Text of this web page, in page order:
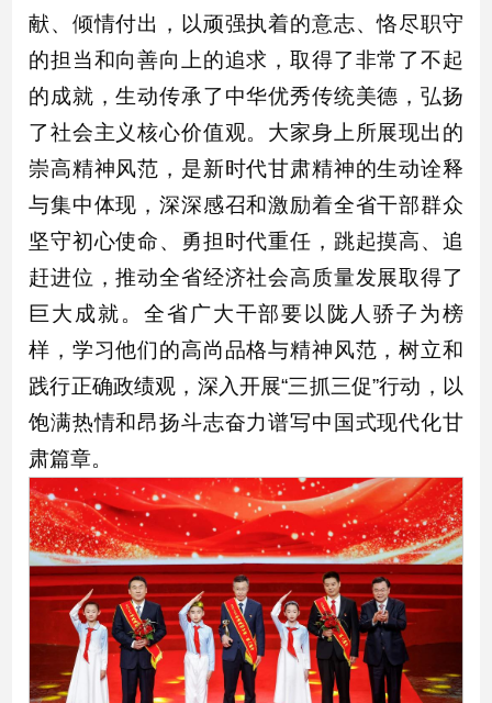
献、倾情付出，以顽强执着的意志、恪尽职守
的担当和向善向上的追求，取得了非常了不起
的成就，生动传承了中华优秀传统美德，弘扬
了社会主义核心价值观。大家身上所展现出的
崇高精神风范，是新时代甘肃精神的生动诠释
与集中体现，深深感召和激励着全省干部群众
坚守初心使命、勇担时代重任，跳起摸高、追
赶进位，推动全省经济社会高质量发展取得了
巨大成就。全省广大干部要以陇人骄子为榜
样，学习他们的高尚品格与精神风范，树立和
践行正确政绩观，深入开展“三抓三促”行动，以
饱满热情和昂扬斗志奋力谱写中国式现代化甘
肃篇章。